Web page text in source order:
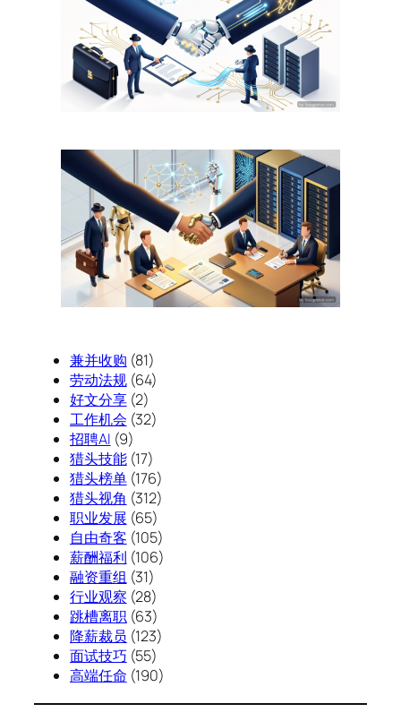
兼并收购 (81)
劳动法规(64)
好文分享(2)
工作机会 (32)
招聘AI (9)
猎头技能(17)
猎头榜单(176)
猎头视角 (312)
职业发展 (65)
自由奇客 (105)
薪酬福利 (106)
融资重组 (31)
行业观察 (28)
跳槽离职(63)
降薪裁员 (123)
面试技巧 (55)
高端任命 (190)